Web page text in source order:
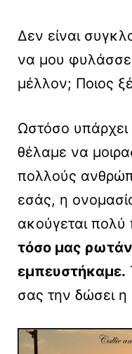
Δεν είναι
να μου
μέλλον; Ποιος
Ωστόσο
θέλαμε να
πολλούς
εσάς, η
ακούγεται
τόσο μας
εμπευστήκαμε.
σας την δώσει η